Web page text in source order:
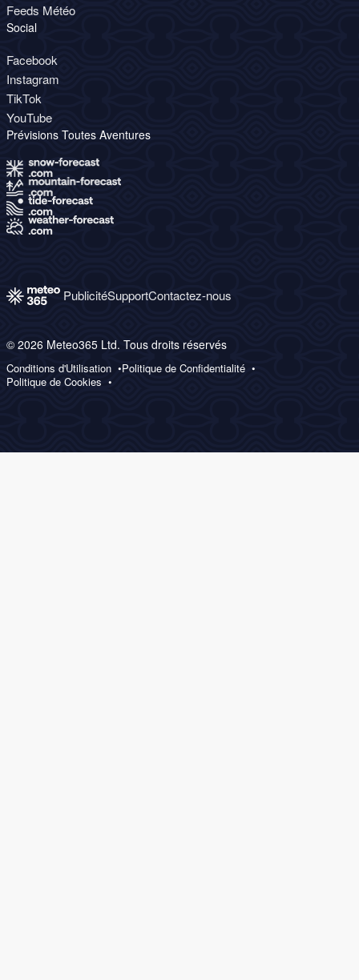
Feeds Météo
Social
Facebook
Instagram
TikTok
YouTube
Prévisions Toutes Aventures
PublicitéSupportContactez-nous
© 2026 Meteo365 Ltd. Tous droits réservés
Conditions d'Utilisation
Politique de Confidentialité
Politique de Cookies